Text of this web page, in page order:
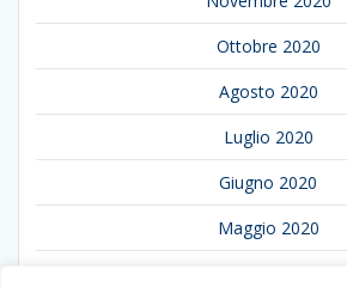
Ottobre 2020
Agosto 2020
Luglio 2020
Giugno 2020
Maggio 2020